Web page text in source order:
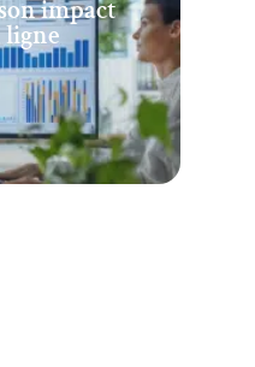
impact
ligne